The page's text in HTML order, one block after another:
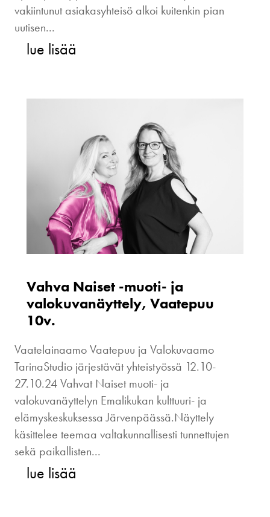
vakiintunut asiakasyhteisö alkoi kuitenkin pian
uutisen...
lue lisää
Vahva Naiset -muoti- ja
valokuvanäyttely, Vaatepuu
10v.
Vaatelainaamo Vaatepuu ja Valokuvaamo
TarinaStudio järjestävät yhteistyössä 12.10-
27.10.24 Vahvat Naiset muoti- ja
valokuvanäyttelyn Emalikukan kulttuuri- ja
elämyskeskuksessa Järvenpäässä.Näyttely
käsittelee teemaa valtakunnallisesti tunnettujen
sekä paikallisten...
lue lisää